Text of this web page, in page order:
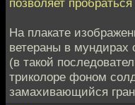
На плакате
ветераны в мундирах
(в такой
триколоре фоном
замахивающийся